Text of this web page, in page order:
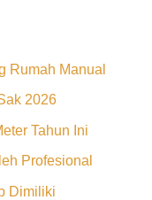
Rumah Manual
2026
Tahun Ini
Profesional
Dimiliki